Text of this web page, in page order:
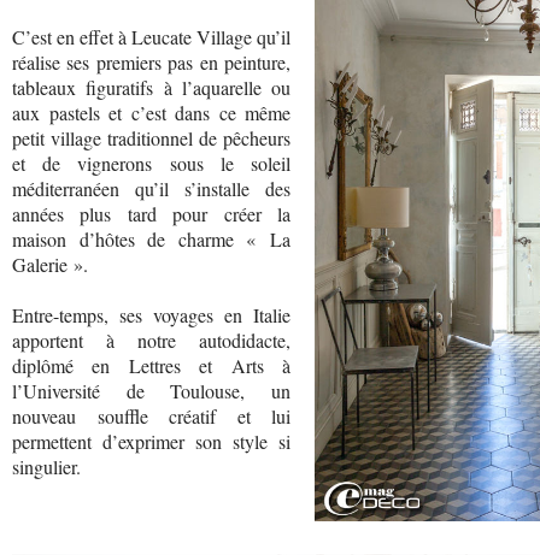
C’est en effet à Leucate Village qu’il
réalise ses premiers pas en peinture,
tableaux figuratifs à l’aquarelle ou
aux pastels et c’est dans ce même
petit village traditionnel de pêcheurs
et de vignerons sous le soleil
méditerranéen qu’il s’installe des
années plus tard pour créer la
maison d’hôtes de charme « La
Galerie ».
Entre-temps, ses voyages en Italie
apportent à notre autodidacte,
diplômé en Lettres et Arts à
l’Université de Toulouse, un
nouveau souffle créatif et lui
permettent d’exprimer son style si
singulier.